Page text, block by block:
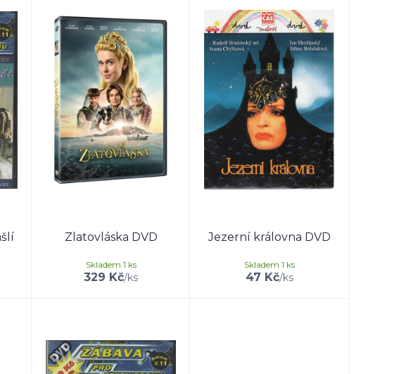
Zlatovláska DVD
329 Kč/ks
Skladem 1 ks
Jezerní královna DVD
47 Kč/ks
Skladem 1 ks